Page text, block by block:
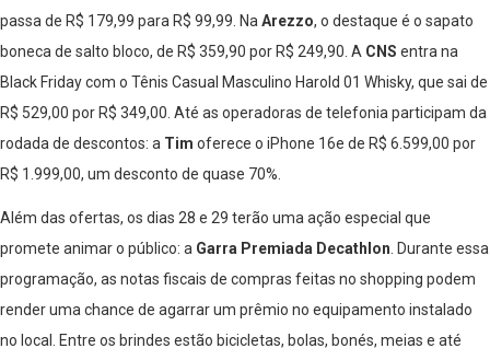
passa de R$ 179,99 para R$ 99,99. Na Arezzo, o destaque é o sapato
boneca de salto bloco, de R$ 359,90 por R$ 249,90. A CNS entra na
Black Friday com o Tênis Casual Masculino Harold 01 Whisky, que sai de
R$ 529,00 por R$ 349,00. Até as operadoras de telefonia participam da
rodada de descontos: a Tim oferece o iPhone 16e de R$ 6.599,00 por
R$ 1.999,00, um desconto de quase 70%.
Além das ofertas, os dias 28 e 29 terão uma ação especial que
promete animar o público: a Garra Premiada Decathlon . Durante essa
programação, as notas fiscais de compras feitas no shopping podem
render uma chance de agarrar um prêmio no equipamento instalado
no local. Entre os brindes estão bicicletas, bolas, bonés, meias e até